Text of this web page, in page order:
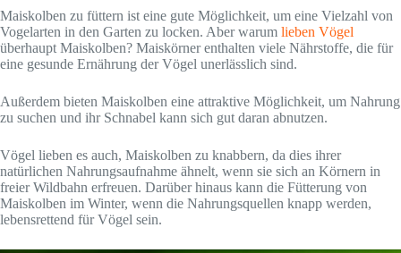
Maiskolben zu füttern ist eine gute Möglichkeit, um eine Vielzahl von
Vogelarten in den Garten zu locken. Aber warum lieben Vögel
überhaupt Maiskolben? Maiskörner enthalten viele Nährstoffe, die für
eine gesunde Ernährung der Vögel unerlässlich sind.
Außerdem bieten Maiskolben eine attraktive Möglichkeit, um Nahrung
zu suchen und ihr Schnabel kann sich gut daran abnutzen.
Vögel lieben es auch, Maiskolben zu knabbern, da dies ihrer
natürlichen Nahrungsaufnahme ähnelt, wenn sie sich an Körnern in
freier Wildbahn erfreuen. Darüber hinaus kann die Fütterung von
Maiskolben im Winter, wenn die Nahrungsquellen knapp werden,
lebensrettend für Vögel sein.